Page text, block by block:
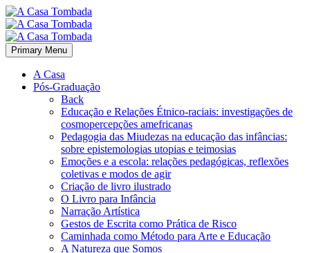
Primary Menu
A Casa
Pós-Graduação
Back
Educação e Relações Étnico-raciais: investigações de
cosmopercepções amefricanas
Pedagogia das Miudezas na educação das infâncias:
sobre epistemologias utopias e teimosias
Emoções e a escola: relações pedagógicas, reflexões
coletivas e modos de agir
Criação de livro ilustrado
O Livro para Infância
Narração Artística
Gestos de Escrita como Prática de Risco
Caminhada como Método para Arte e Educação
A Natureza que Somos